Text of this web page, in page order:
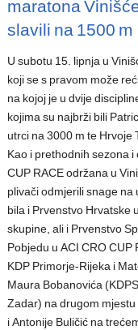
maratona
slavili na 1500 m
U subotu 15. lipnja u
koji se s pravom može
na kojoj je u dvije
kojima su najbrži bili
utrci na 3000 m te Hrvoje
Kao i prethodnih sezona
CUP RACE održana u
plivači odmjerili snage na
bila i Prvenstvo Hrvatske
skupine, ali i Prvenstvo
Pobjedu u ACI CRO
KDP Primorje-Rijeka i
Maura Bobanovića
Zadar) na drugom
i Antonije Buličić na